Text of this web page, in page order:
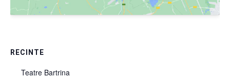
RECINTE
Teatre Bartrina